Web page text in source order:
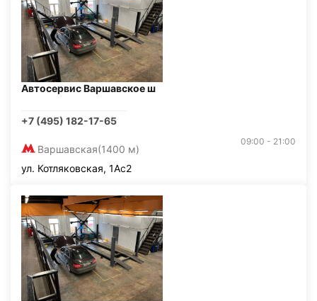
Автосервис Варшавское ш
+7 (495) 182-17-65
Варшавская(1400 м)
09:00 - 21:00
ул. Котляковская, 1Ас2